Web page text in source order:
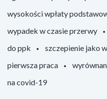
wysokości wpłaty
wypadek w czasie przerwy
do ppk
szczepienie jako
pierwsza praca
na covid-19